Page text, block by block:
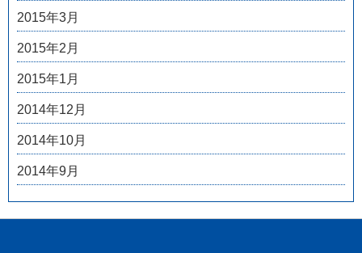
2015年3月
2015年2月
2015年1月
2014年12月
2014年10月
2014年9月